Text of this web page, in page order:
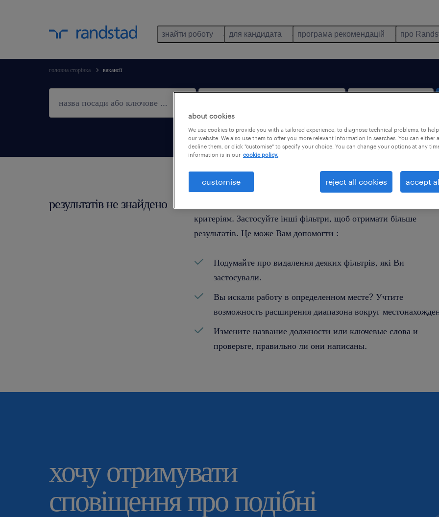
знайти роботу для кандидата програма рекомендацій про
головна сторінка вакансії
тільки віддалена робота
результатів не знайдено
критеріям. Застосуйте інші фільтри, щоб отримати більше
результатів. Це може Вам допомогти :
Подумайте про видалення деяких фільтрів, які Ви
застосували.
Вы искали работу в определенном месте? Учтите
возможность расширения диапазона вокруг
Измените название должности или ключевые слова и
проверьте, правильно ли они написаны.
хочу отримувати
сповіщення про подібні
about cookies
We use cookies to provide you with a tailored experience, to diagnose technical problems, to
our website. We also use them to offer you more relevant information in searches. You can either
decline them, or click "customise" to specify your choice. You can change your options at any
information is in our cookie policy.
customise reject all cookies accept